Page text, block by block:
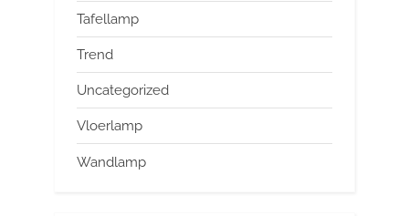
Tafellamp
Trend
Uncategorized
Vloerlamp
Wandlamp